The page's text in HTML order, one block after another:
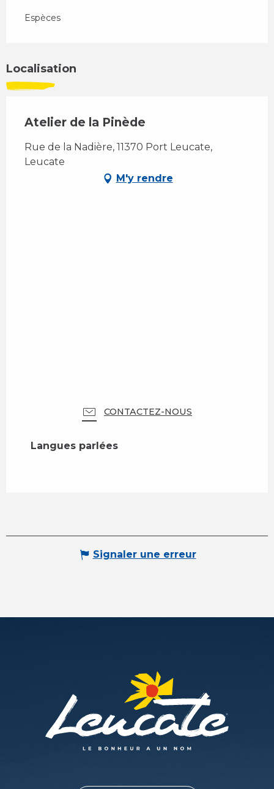
Espèces
Localisation
Atelier de la Pinède
Rue de la Nadière, 11370 Port Leucate,
Leucate
M'y rendre
CONTACTEZ-NOUS
Langues parlées
Langues parlées
Signaler une erreur